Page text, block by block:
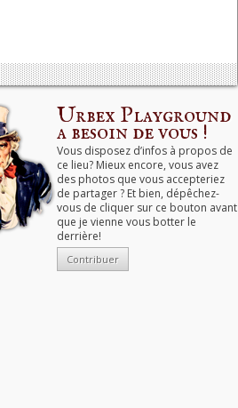
Urbex Playground
a besoin de vous !
Vous disposez d’infos à propos de
ce lieu? Mieux encore, vous avez
des photos que vous accepteriez
de partager ? Et bien, dépêchez-
vous de cliquer sur ce bouton avant
que je vienne vous botter le
derrière!
Contribuer